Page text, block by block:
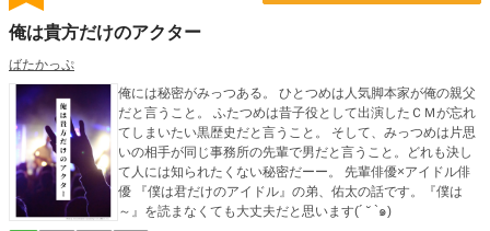
俺は貴方だけのアクター
ばたかっぷ
俺には秘密がみっつある。 ひとつめは人気脚本家が俺の親父
だと言うこと。 ふたつめは昔子役として出演したＣＭが忘れ
てしまいたい黒歴史だと言うこと。 そして、みっつめは片思
いの相手が同じ事務所の先輩で男だと言うこと。どれも決し
て人には知られたくない秘密だーー。 先輩俳優×アイドル俳
優 『僕は君だけのアイドル』の弟、佑太の話です。『僕は
～』を読まなくても大丈夫だと思います(´ ˘ `๑)